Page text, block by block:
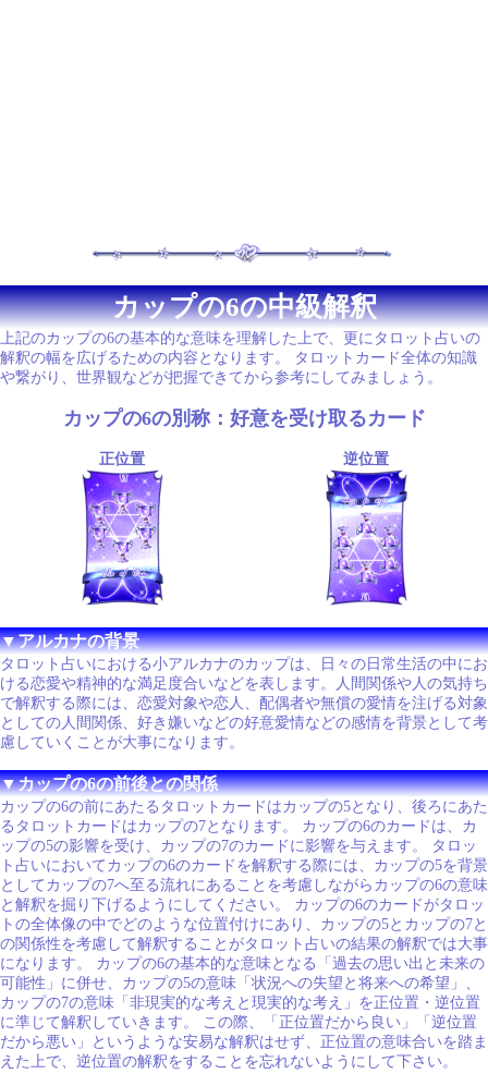
カップの6の中級解釈
上記のカップの6の基本的な意味を理解した上で、更にタロット占いの
解釈の幅を広げるための内容となります。 タロットカード全体の知識
や繋がり、世界観などが把握できてから参考にしてみましょう。
カップの6の別称：好意を受け取るカード
正位置 逆位置
▼アルカナの背景
タロット占いにおける小アルカナのカップは、日々の日常生活の中にお
ける恋愛や精神的な満足度合いなどを表します。人間関係や人の気持ち
で解釈する際には、恋愛対象や恋人、配偶者や無償の愛情を注げる対象
としての人間関係、好き嫌いなどの好意愛情などの感情を背景として考
慮していくことが大事になります。
▼カップの6の前後との関係
カップの6の前にあたるタロットカードはカップの5となり、後ろにあた
るタロットカードはカップの7となります。 カップの6のカードは、カ
ップの5の影響を受け、カップの7のカードに影響を与えます。 タロッ
ト占いにおいてカップの6のカードを解釈する際には、カップの5を背景
としてカップの7へ至る流れにあることを考慮しながらカップの6の意味
と解釈を掘り下げるようにしてください。 カップの6のカードがタロッ
トの全体像の中でどのような位置付けにあり、カップの5とカップの7と
の関係性を考慮して解釈することがタロット占いの結果の解釈では大事
になります。 カップの6の基本的な意味となる「過去の思い出と未来の
可能性」に併せ、カップの5の意味「状況への失望と将来への希望」、
カップの7の意味「非現実的な考えと現実的な考え」を正位置・逆位置
に準じて解釈していきます。 この際、「正位置だから良い」「逆位置
だから悪い」というような安易な解釈はせず、正位置の意味合いを踏ま
えた上で、逆位置の解釈をすることを忘れないようにして下さい。